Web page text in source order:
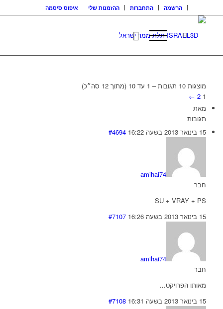
הרשמה התחברות ההזמנות שלי איפוס סיסמה
מוצגות 10 תגובות – 1 עד 10 (מתוך 12 סה״כ)
1
2
←
מאת
תגובות
15 בינואר 2013 בשעה 16:22
#4694
amihai74
חבר
SU + VRAY + PS
15 בינואר 2013 בשעה 16:26
#7107
amihai74
חבר
מאותו הפרויקט…
15 בינואר 2013 בשעה 16:31
#7108